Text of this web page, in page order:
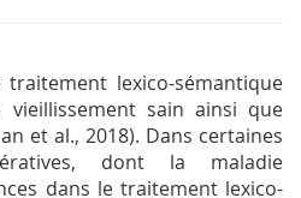
lexico-sémantique
sain ainsi que
et al., 2018). Dans certaines
dont la maladie
dans le traitement lexico-